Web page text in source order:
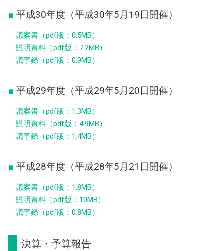
平成30年度（平成30年5月19日開催）
議案書（pdf版：0.5MB）
説明資料（pdf版：7.2MB）
議事録（pdf版：0.9MB）
平成29年度（平成29年5月20日開催）
議案書（pdf版：1.3MB）
説明資料（pdf版：4.9MB）
議事録（pdf版：1.4MB）
平成28年度（平成28年5月21日開催）
議案書（pdf版：1.8MB）
説明資料（pdf版：10MB）
議事録（pdf版：0.8MB）
決算・予算報告